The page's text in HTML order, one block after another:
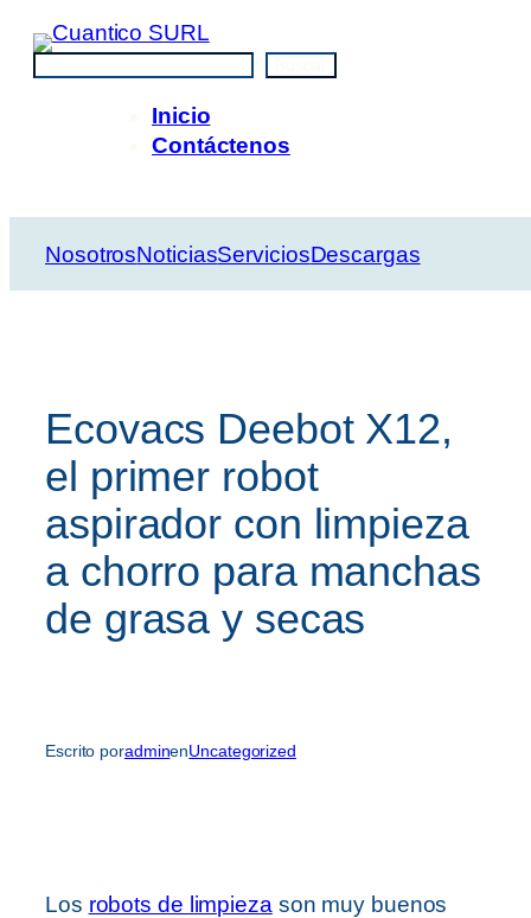
Saltar
contenido
Inicio
Contáctenos
NosotrosNoticiasServiciosDescargas
Ecovacs Deebot X12,
el primer robot
aspirador con limpieza
a chorro para manchas
de grasa y secas
Escrito poradminenUncategorized
Los robots de limpieza son muy buenos